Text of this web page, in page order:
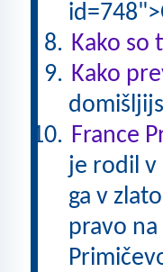
Kako so
Kako
France
je rodil v
ga v
pravo